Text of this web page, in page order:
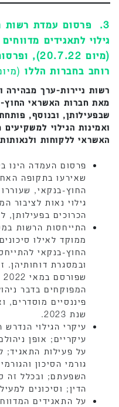
3. פרסום עמדת רשות
גילוי לתאגידים
(מיום
רוחב בחברות הללו(מיום
רשות ניירות-ערך מבהירה
מאת חברות האשראי החוץ-
שבפעילותן, ובנוסף,
ואמינות הגילוי
האשראי ללקוחות
פרסום העמדה הינו
שאירעו בתקופה
החוץ-בנקאי,
גילוי נאות לציבור
הכרוכים בפעילותן,
התייחסות הרשות
ממוקד לאילו
החוץ-בנקאי
ובמסגרת
המפוקחים בדבר
פיננסיים מוסדרים,
שנת 2023.
עיקרי הגילוי הנדרש
עיקריים; אופן
על פעילות התאגיד;
גורמי הסיכון
השפעתם; ובכלל זה
הדין; וסיכונים
על התאגידים